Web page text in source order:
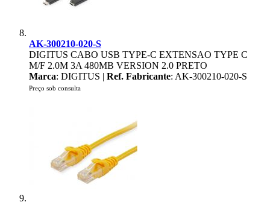
AK-300210-020-S
DIGITUS CABO USB TYPE-C EXTENSAO TYPE C
M/F 2.0M 3A 480MB VERSION 2.0 PRETO
Marca: DIGITUS | Ref. Fabricante: AK-300210-020-S
Preço sob consulta